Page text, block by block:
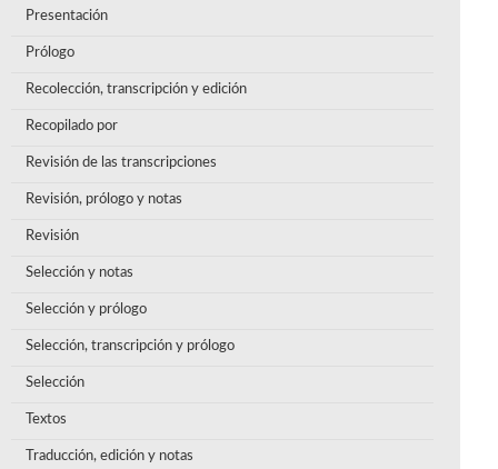
Presentación
Prólogo
Recolección, transcripción y edición
Recopilado por
Revisión de las transcripciones
Revisión, prólogo y notas
Revisión
Selección y notas
Selección y prólogo
Selección, transcripción y prólogo
Selección
Textos
Traducción, edición y notas